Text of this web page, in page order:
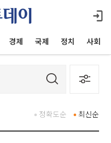
경제 국제 정치 사회
최신순
정확도순